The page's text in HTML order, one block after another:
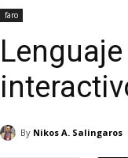
faro
By Nikos A. Salingaros